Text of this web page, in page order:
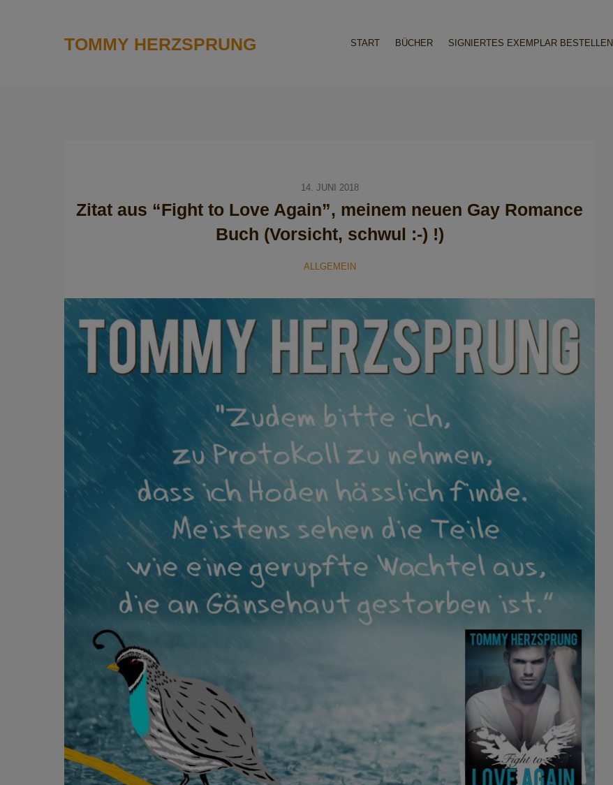
TOMMY HERZSPRUNG START BÜCHER SIGNIERTES EXEMPLAR BESTELLEN
14. JUNI 2018
Zitat aus “Fight to Love Again”, meinem neuen Gay Romance
Buch (Vorsicht, schwul :-) !)
ALLGEMEIN